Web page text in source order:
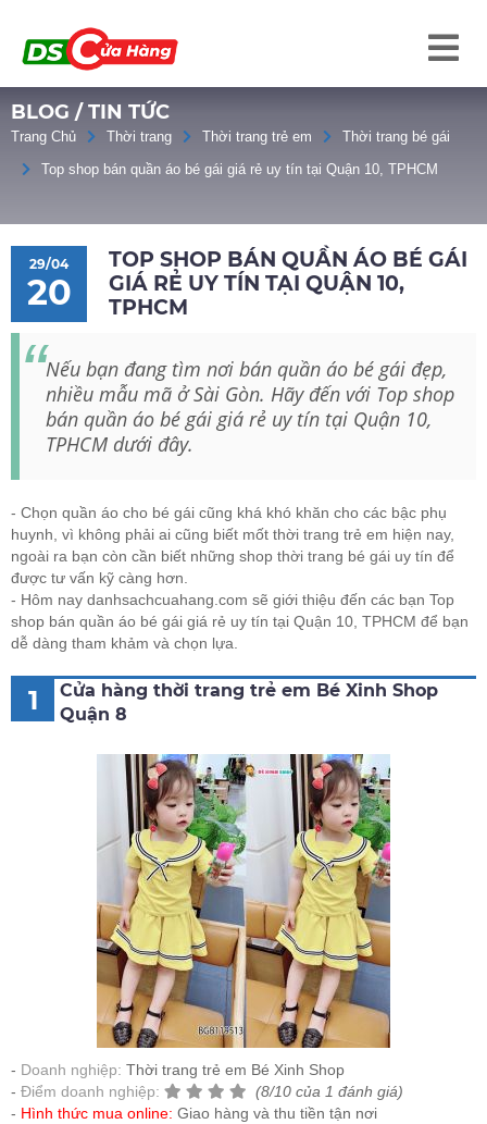
BLOG / TIN TỨC
Trang Chủ Thời trang Thời trang trẻ em
Thời trang bé gái
Top shop bán quần áo bé gái giá rẻ uy tín tại Quận 10, TPHCM
29/04
20
TOP SHOP BÁN QUẦN ÁO BÉ GÁI
GIÁ RẺ UY TÍN TẠI QUẬN 10,
TPHCM
Nếu bạn đang tìm nơi bán quần áo bé gái đẹp,
nhiều mẫu mã ở Sài Gòn. Hãy đến với Top shop
bán quần áo bé gái giá rẻ uy tín tại Quận 10,
TPHCM dưới đây.
- Chọn quần áo cho bé gái cũng khá khó khăn cho các bậc phụ
huynh, vì không phải ai cũng biết mốt thời trang trẻ em hiện nay,
ngoài ra bạn còn cần biết những shop thời trang bé gái uy tín để
được tư vấn kỹ càng hơn.
- Hôm nay danhsachcuahang.com sẽ giới thiệu đến các bạn Top
shop bán quần áo bé gái giá rẻ uy tín tại Quận 10, TPHCM để bạn
dễ dàng tham khảm và chọn lựa.
1
Cửa hàng thời trang trẻ em Bé Xinh Shop
Quận 8
Doanh nghiệp: Thời trang trẻ em Bé Xinh Shop
Điểm doanh nghiệp:
(8/10 của 1 đánh giá)
Hình thức mua online: Giao hàng và thu tiền tận nơi